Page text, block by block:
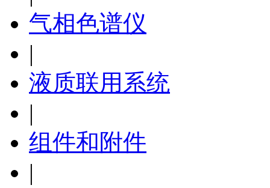
气相色谱仪
|
液质联用系统
|
组件和附件
|